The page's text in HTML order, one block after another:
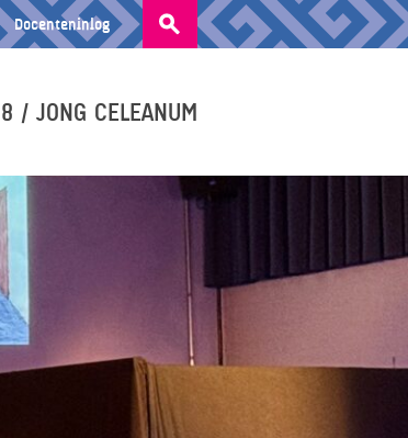
Zoeken
naar:
Docenteninlog
/ JONG CELEANUM